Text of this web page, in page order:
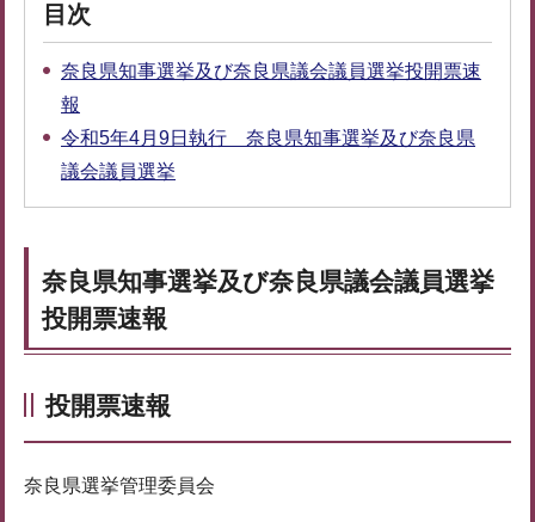
目次
奈良県知事選挙及び奈良県議会議員選挙投開票速
報
令和5年4月9日執行 奈良県知事選挙及び奈良県
議会議員選挙
奈良県知事選挙及び奈良県議会議員選挙
投開票速報
投開票速報
奈良県選挙管理委員会